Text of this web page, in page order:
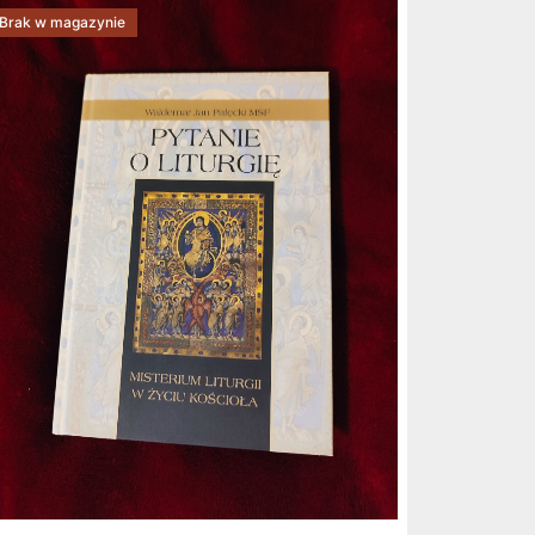
Brak w magazynie